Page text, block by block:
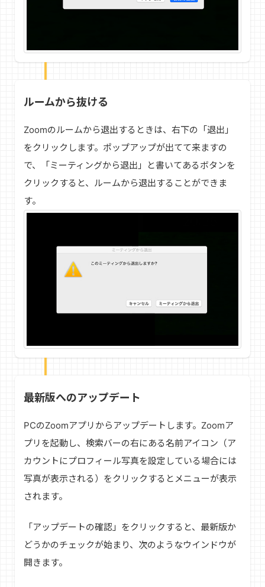
ルームから抜ける
Zoomのルームから退出するときは、右下の「退出」
をクリックします。ポップアップが出てて来ますの
で、「ミーティングから退出」と書いてあるボタンを
クリックすると、ルームから退出することができま
す。
最新版へのアップデート
PCのZoomアプリからアップデートします。Zoomア
プリを起動し、検索バーの右にある名前アイコン（ア
カウントにプロフィール写真を設定している場合には
写真が表示される）をクリックするとメニューが表示
されます。
「アップデートの確認」をクリックすると、最新版か
どうかのチェックが始まり、次のようなウインドウが
開きます。